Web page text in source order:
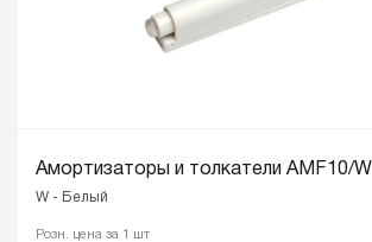
Амортизаторы и толкатели AMF10/W
W - Белый
Розн. цена за 1 шт